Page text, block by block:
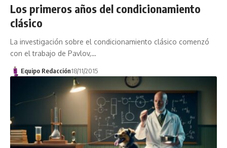
Los primeros años del condicionamiento
clásico
La investigación sobre el condicionamiento clásico comenzó
con el trabajo de Pavlov,…
Equipo Redacción18/11/2015